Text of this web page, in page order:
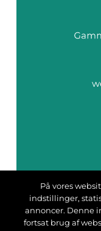
På vores
indstillinger,
annoncer. Denne
fortsat brug af